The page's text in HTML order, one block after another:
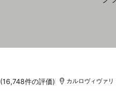
(16,748件の評価) カルロヴィヴァリ